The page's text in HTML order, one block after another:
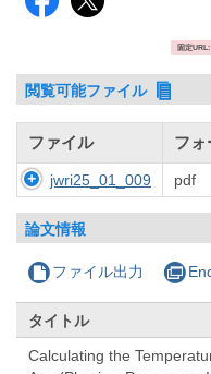
固定
閲覧可能ファイル
ファイル フォ
jwri25_01_009 pdf
論文情報
ファイル出力
タイトル
Calculating the